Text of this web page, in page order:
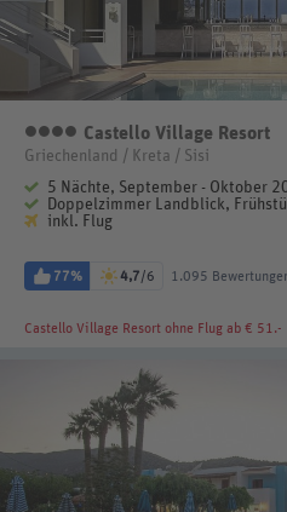
4 Sterne
Castello Village Resort
Griechenland / Kreta / Sisi
5 Nächte, September - Oktober
Doppelzimmer Landblick,
inkl. Flug
77% 4,7/6 1.095
Castello Village Resort ohne Flug ab € 51.-